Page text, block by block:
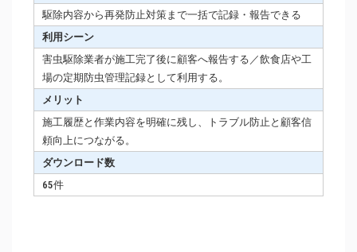
駆除内容から再発防止対策まで一括で記録・報告できる
利用シーン
害虫駆除業者が施工完了後に顧客へ報告する／飲食店や工
場の定期防虫管理記録として利用する。
メリット
施工履歴と作業内容を明確に残し、トラブル防止と顧客信
頼向上につながる。
ダウンロード数
65件